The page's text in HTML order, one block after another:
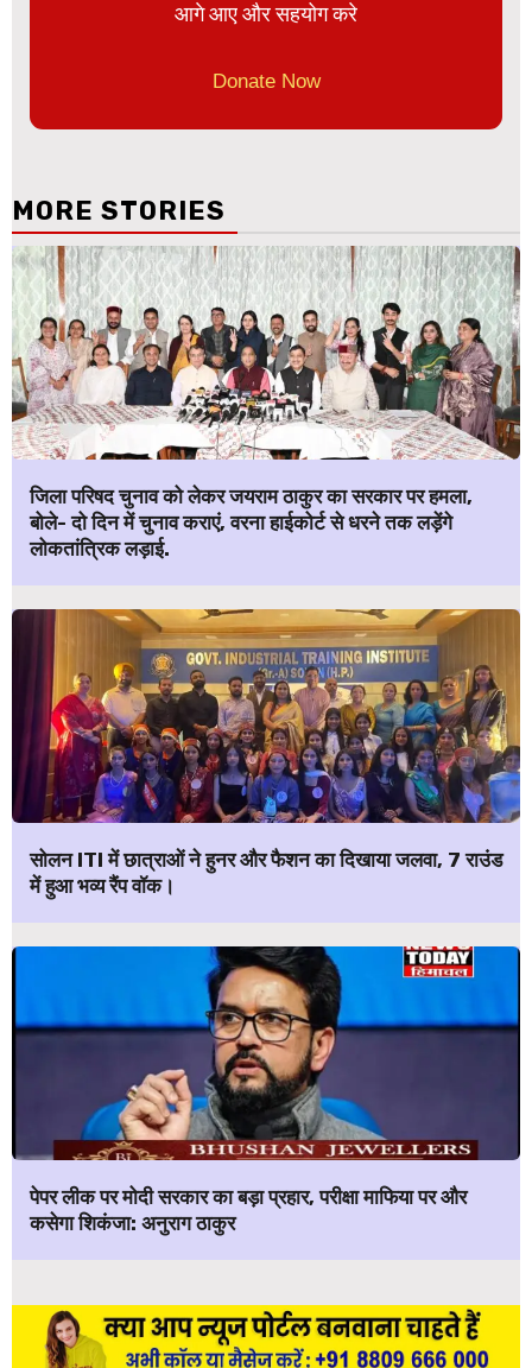
आगे आए और सहयोग करे
Donate Now
MORE STORIES
जिला परिषद चुनाव को लेकर जयराम ठाकुर का सरकार पर हमला,
बोले- दो दिन में चुनाव कराएं, वरना हाईकोर्ट से धरने तक लड़ेंगे
लोकतांत्रिक लड़ाई.
सोलन ITI में छात्राओं ने हुनर और फैशन का दिखाया जलवा, 7 राउंड
में हुआ भव्य रैंप वॉक।
पेपर लीक पर मोदी सरकार का बड़ा प्रहार, परीक्षा माफिया पर और
कसेगा शिकंजा: अनुराग ठाकुर